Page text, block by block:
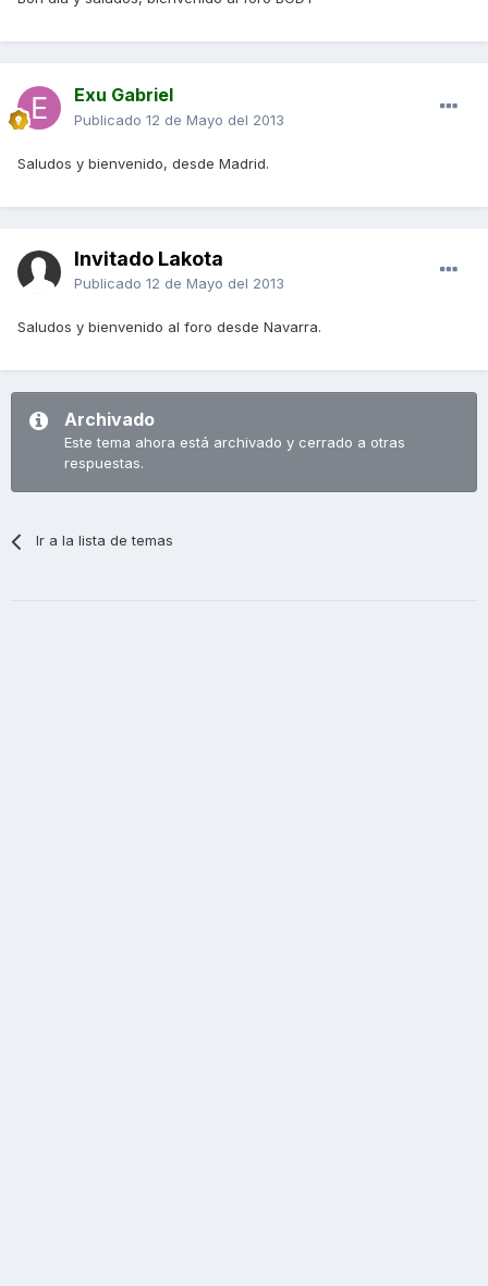
Exu Gabriel
Publicado 12 de Mayo del 2013
Saludos y bienvenido, desde Madrid.
Invitado Lakota
Publicado 12 de Mayo del 2013
Saludos y bienvenido al foro desde Navarra.
Archivado
Este tema ahora está archivado y cerrado a otras
respuestas.
Ir a la lista de temas